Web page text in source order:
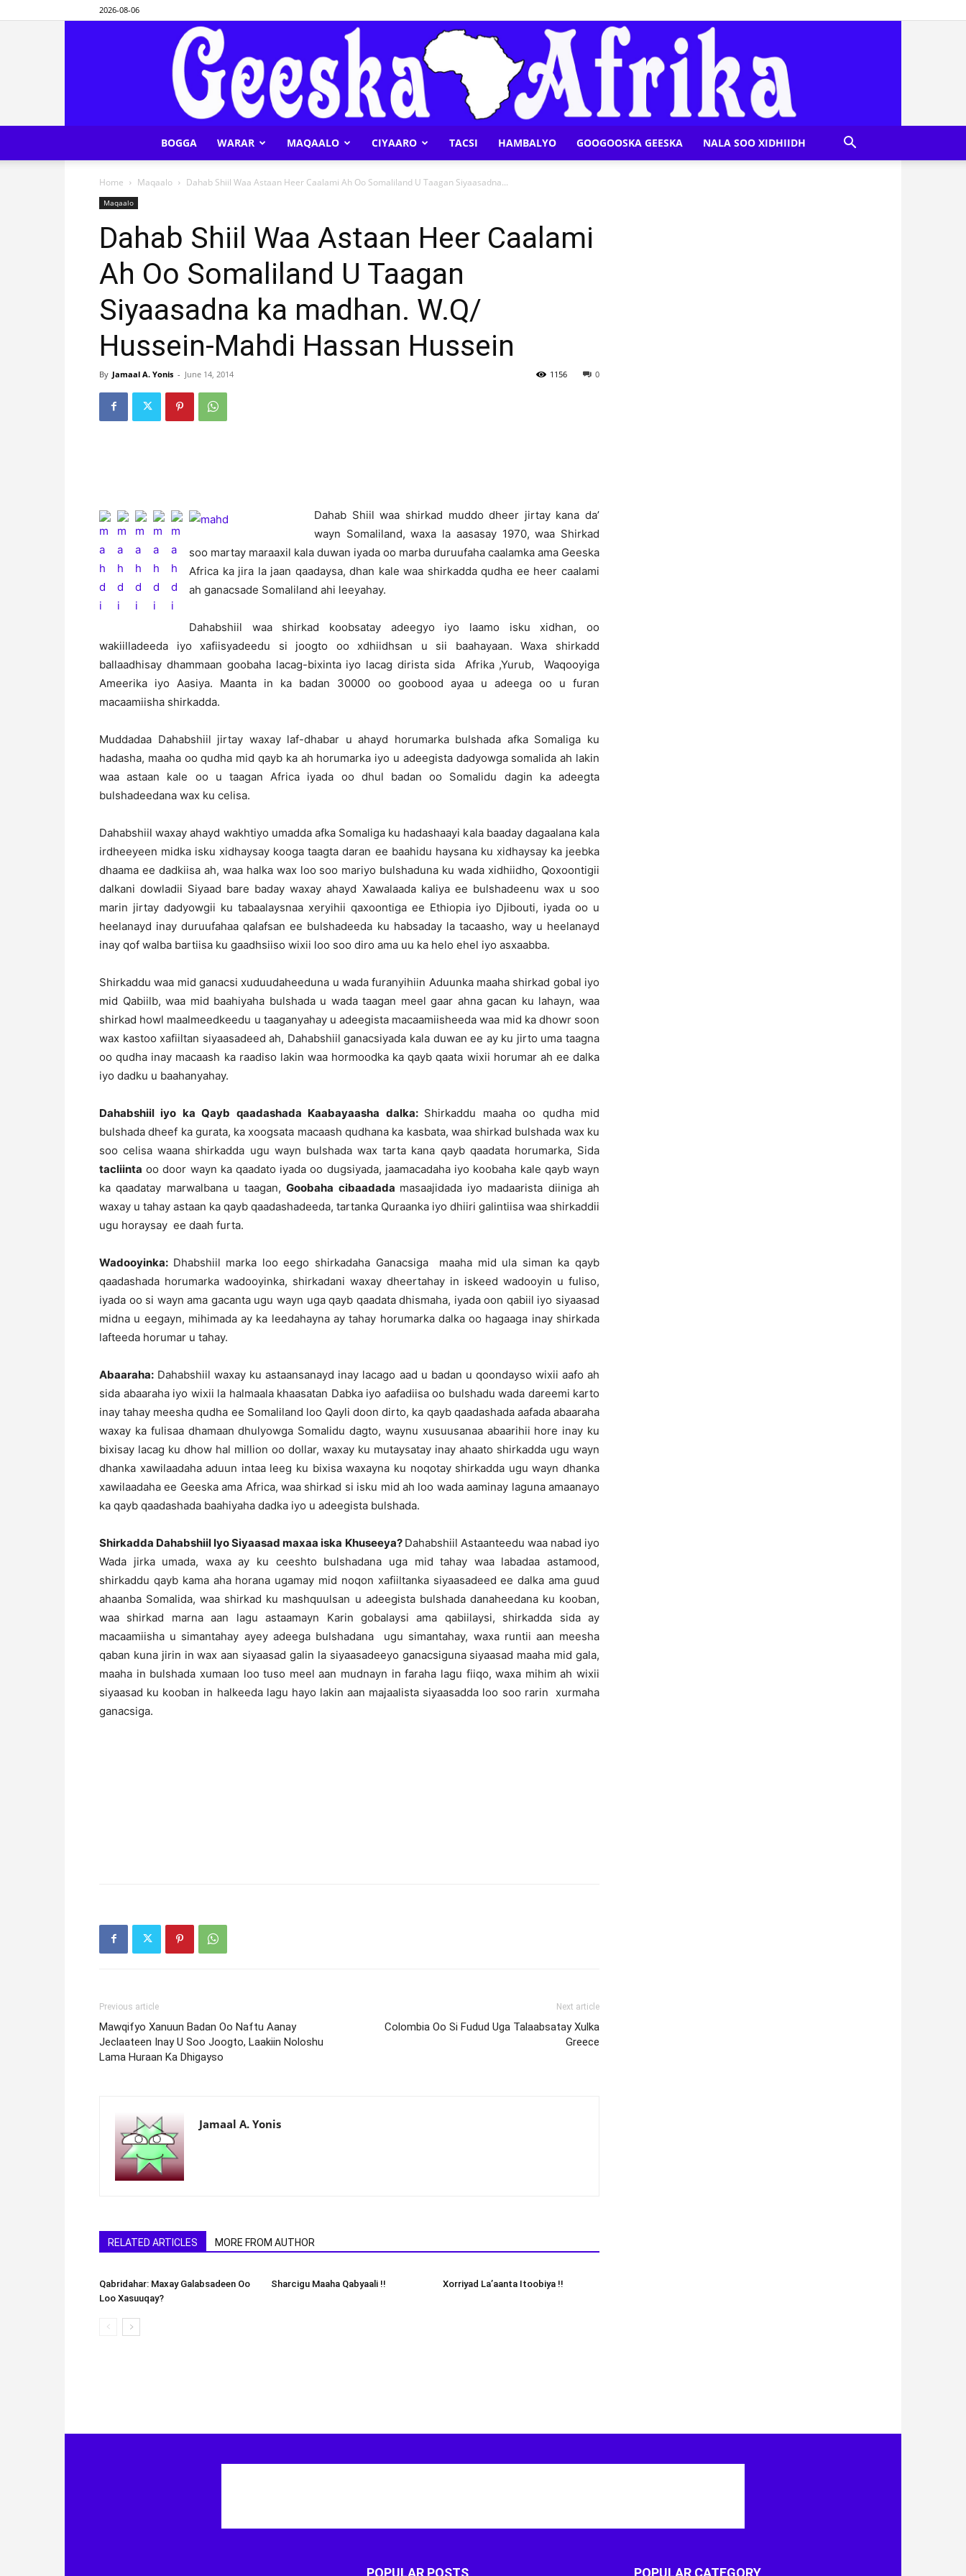
2026-08-06
Newspaper
BOGGA WARAR MAQAALO CIYAARO TACSI HAMBALYO GOOGOOSKA GEESKA NALA SOO XIDHIIDH
Home Maqaalo Dahab Shiil Waa Astaan Heer Caalami Ah Oo Somaliland U Taagan Siyaasadna...
Maqaalo
Dahab Shiil Waa Astaan Heer Caalami
Ah Oo Somaliland U Taagan
Siyaasadna ka madhan. W.Q/
Hussein-Mahdi Hassan Hussein
By Jamaal A. Yonis - June 14, 2014 0
1156
Dahab Shiil waa shirkad muddo dheer jirtay kana da’
wayn Somaliland, waxa la aasasay 1970, waa Shirkad
soo martay maraaxil kala duwan iyada oo marba duruufaha caalamka ama Geeska
Africa ka jira la jaan qaadaysa, dhan kale waa shirkadda qudha ee heer caalami
ah ganacsade Somaliland ahi leeyahay.
Dahabshiil waa shirkad koobsatay adeegyo iyo laamo isku xidhan, oo
wakiilladeeda iyo xafiisyadeedu si joogto oo xdhiidhsan u sii baahayaan. Waxa shirkadd
ballaadhisay dhammaan goobaha lacag-bixinta iyo lacag dirista sida Afrika ,Yurub, Waqooyiga
Ameerika iyo Aasiya. Maanta in ka badan 30000 oo goobood ayaa u adeega oo u furan
macaamiisha shirkadda.
Muddadaa Dahabshiil jirtay waxay laf-dhabar u ahayd horumarka bulshada afka Somaliga ku
hadasha, maaha oo qudha mid qayb ka ah horumarka iyo u adeegista dadyowga somalida ah lakin
waa astaan kale oo u taagan Africa iyada oo dhul badan oo Somalidu dagin ka adeegta
bulshadeedana wax ku celisa.
Dahabshiil waxay ahayd wakhtiyo umadda afka Somaliga ku hadashaayi kala baaday dagaalana kala
irdheeyeen midka isku xidhaysay kooga taagta daran ee baahidu haysana ku xidhaysay ka jeebka
dhaama ee dadkiisa ah, waa halka wax loo soo mariyo bulshaduna ku wada xidhiidho, Qoxoontigii
dalkani dowladii Siyaad bare baday waxay ahayd Xawalaada kaliya ee bulshadeenu wax u soo
marin jirtay dadyowgii ku tabaalaysnaa xeryihii qaxoontiga ee Ethiopia iyo Djibouti, iyada oo u
heelanayd inay duruufahaa qalafsan ee bulshadeeda ku habsaday la tacaasho, way u heelanayd
inay qof walba bartiisa ku gaadhsiiso wixii loo soo diro ama uu ka helo ehel iyo asxaabba.
Shirkaddu waa mid ganacsi xuduudaheeduna u wada furanyihiin Aduunka maaha shirkad gobal iyo
mid Qabiilb, waa mid baahiyaha bulshada u wada taagan meel gaar ahna gacan ku lahayn, waa
shirkad howl maalmeedkeedu u taaganyahay u adeegista macaamiisheeda waa mid ka dhowr soon
wax kastoo xafiiltan siyaasadeed ah, Dahabshiil ganacsiyada kala duwan ee ay ku jirto uma taagna
oo qudha inay macaash ka raadiso lakin waa hormoodka ka qayb qaata wixii horumar ah ee dalka
iyo dadku u baahanyahay.
Dahabshiil iyo ka Qayb qaadashada Kaabayaasha dalka: Shirkaddu maaha oo qudha mid
bulshada dheef ka gurata, ka xoogsata macaash qudhana ka kasbata, waa shirkad bulshada wax ku
soo celisa waana shirkadda ugu wayn bulshada wax tarta kana qayb qaadata horumarka, Sida
tacliinta oo door wayn ka qaadato iyada oo dugsiyada, jaamacadaha iyo koobaha kale qayb wayn
ka qaadatay marwalbana u taagan,Goobaha cibaadada masaajidada iyo madaarista diiniga ah
waxay u tahay astaan ka qayb qaadashadeeda, tartanka Quraanka iyo dhiiri galintiisa waa shirkaddii
ugu horaysay ee daah furta.
Wadooyinka: Dhabshiil marka loo eego shirkadaha Ganacsiga maaha mid ula siman ka qayb
qaadashada horumarka wadooyinka, shirkadani waxay dheertahay in iskeed wadooyin u fuliso,
iyada oo si wayn ama gacanta ugu wayn uga qayb qaadata dhismaha, iyada oon qabiil iyo siyaasad
midna u eegayn, mihimada ay ka leedahayna ay tahay horumarka dalka oo hagaaga inay shirkada
lafteeda horumar u tahay.
Abaaraha: Dahabshiil waxay ku astaansanayd inay lacago aad u badan u qoondayso wixii aafo ah
sida abaaraha iyo wixii la halmaala khaasatan Dabka iyo aafadiisa oo bulshadu wada dareemi karto
inay tahay meesha qudha ee Somaliland loo Qayli doon dirto, ka qayb qaadashada aafada abaaraha
waxay ka fulisaa dhamaan dhulyowga Somalidu dagto, waynu xusuusanaa abaarihii hore inay ku
bixisay lacag ku dhow hal million oo dollar, waxay ku mutaysatay inay ahaato shirkadda ugu wayn
dhanka xawilaadaha aduun intaa leeg ku bixisa waxayna ku noqotay shirkadda ugu wayn dhanka
xawilaadaha ee Geeska ama Africa, waa shirkad si isku mid ah loo wada aaminay laguna amaanayo
ka qayb qaadashada baahiyaha dadka iyo u adeegista bulshada.
Shirkadda Dahabshiil Iyo Siyaasad maxaa iska Khuseeya? Dahabshiil Astaanteedu waa nabad iyo
Wada jirka umada, waxa ay ku ceeshto bulshadana uga mid tahay waa labadaa astamood,
shirkaddu qayb kama aha horana ugamay mid noqon xafiiltanka siyaasadeed ee dalka ama guud
ahaanba Somalida, waa shirkad ku mashquulsan u adeegista bulshada danaheedana ku kooban,
waa shirkad marna aan lagu astaamayn Karin gobalaysi ama qabiilaysi, shirkadda sida ay
macaamiisha u simantahay ayey adeega bulshadana ugu simantahay, waxa runtii aan meesha
qaban kuna jirin in wax aan siyaasad galin la siyaasadeeyo ganacsiguna siyaasad maaha mid gala,
maaha in bulshada xumaan loo tuso meel aan mudnayn in faraha lagu fiiqo, waxa mihim ah wixii
siyaasad ku kooban in halkeeda lagu hayo lakin aan majaalista siyaasadda loo soo rarin xurmaha
ganacsiga.
Previous article
Mawqifyo Xanuun Badan Oo Naftu Aanay
Jeclaateen Inay U Soo Joogto, Laakiin Noloshu
Lama Huraan Ka Dhigayso
Next article
Colombia Oo Si Fudud Uga Talaabsatay Xulka
Greece
Jamaal A. Yonis
RELATED ARTICLES MORE FROM AUTHOR
Qabridahar: Maxay Galabsadeen Oo
Loo Xasuuqay?
Sharcigu Maaha Qabyaali !! Xorriyad La’aanta Itoobiya !!
POPULAR POSTS POPULAR CATEGORY